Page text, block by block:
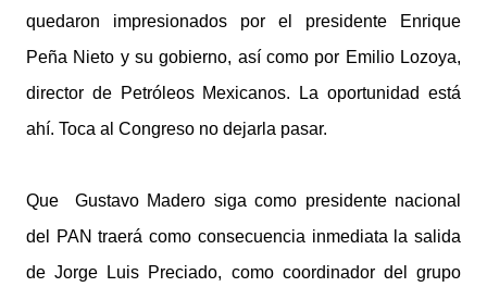
quedaron impresionados por el presidente Enrique
Peña Nieto y su gobierno, así como por Emilio Lozoya,
director de Petróleos Mexicanos. La oportunidad está
ahí. Toca al Congreso no dejarla pasar.
Que Gustavo Madero siga como presidente nacional
del PAN traerá como consecuencia inmediata la salida
de Jorge Luis Preciado, como coordinador del grupo